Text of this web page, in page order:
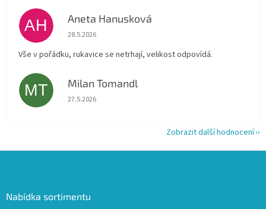
AH Aneta Hanusková
Hodnocení obchodu je 5 z 5 hvězdiček.
28.5.2026
Vše v pořádku, rukavice se netrhají, velikost odpovídá.
MT Milan Tomandl
Hodnocení obchodu je 5 z 5 hvězdiček.
27.5.2026
Zobrazit další hodnocení
Nabídka sortimentu